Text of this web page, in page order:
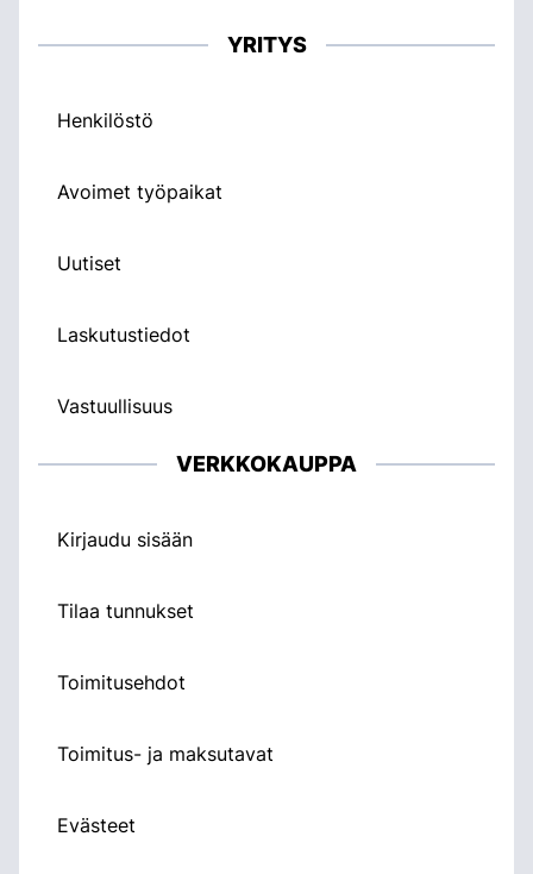
YRITYS
Henkilöstö
Avoimet työpaikat
Uutiset
Laskutustiedot
Vastuullisuus
VERKKOKAUPPA
Kirjaudu sisään
Tilaa tunnukset
Toimitusehdot
Toimitus- ja maksutavat
Evästeet